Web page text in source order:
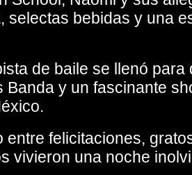
selectas bebidas y una
de baile se llenó
Banda y un fascinante
entre felicitaciones,
vivieron una noche